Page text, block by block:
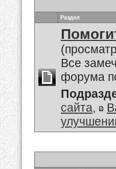
Раздел
Все
форума
сайта,